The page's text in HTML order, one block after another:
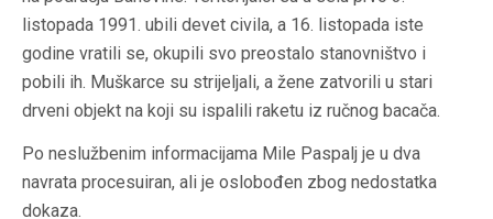
listopada 1991. ubili devet civila, a 16. listopada iste
godine vratili se, okupili svo preostalo stanovništvo i
pobili ih. Muškarce su strijeljali, a žene zatvorili u stari
drveni objekt na koji su ispalili raketu iz ručnog bacača.
Po neslužbenim informacijama Mile Paspalj je u dva
navrata procesuiran, ali je oslobođen zbog nedostatka
dokaza.